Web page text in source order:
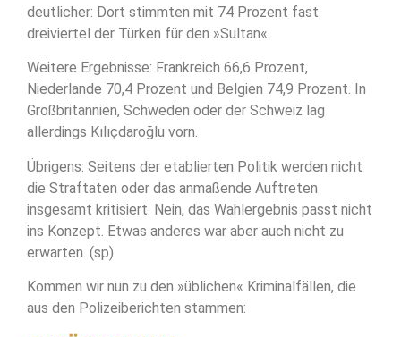
deutlicher: Dort stimmten mit 74 Prozent fast
dreiviertel der Türken für den »Sultan«.
Weitere Ergebnisse: Frankreich 66,6 Prozent,
Niederlande 70,4 Prozent und Belgien 74,9 Prozent. In
Großbritannien, Schweden oder der Schweiz lag
allerdings Kılıçdaroğlu vorn.
Übrigens: Seitens der etablierten Politik werden nicht
die Straftaten oder das anmaßende Auftreten
insgesamt kritisiert. Nein, das Wahlergebnis passt nicht
ins Konzept. Etwas anderes war aber auch nicht zu
erwarten. (sp)
Kommen wir nun zu den »üblichen« Kriminalfällen, die
aus den Polizeiberichten stammen: